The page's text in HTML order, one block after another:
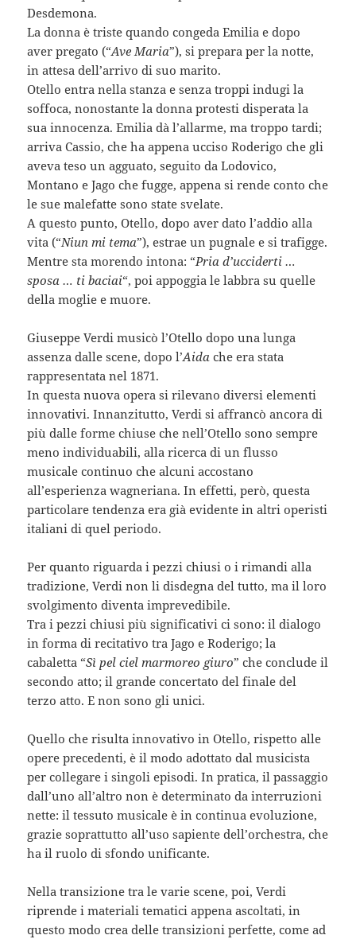
Desdemona.
La donna è triste quando congeda Emilia e dopo
aver pregato (“Ave Maria”), si prepara per la notte,
in attesa dell’arrivo di suo marito.
Otello entra nella stanza e senza troppi indugi la
soffoca, nonostante la donna protesti disperata la
sua innocenza. Emilia dà l’allarme, ma troppo tardi;
arriva Cassio, che ha appena ucciso Roderigo che gli
aveva teso un agguato, seguito da Lodovico,
Montano e Jago che fugge, appena si rende conto che
le sue malefatte sono state svelate.
A questo punto, Otello, dopo aver dato l’addio alla
vita (“Niun mi tema”), estrae un pugnale e si trafigge.
Mentre sta morendo intona: “Pria d’ucciderti …
sposa … ti baciai“, poi appoggia le labbra su quelle
della moglie e muore.
Giuseppe Verdi musicò l’Otello dopo una lunga
assenza dalle scene, dopo l’Aidache era stata
rappresentata nel 1871.
In questa nuova opera si rilevano diversi elementi
innovativi. Innanzitutto, Verdi si affrancò ancora di
più dalle forme chiuse che nell’Otello sono sempre
meno individuabili, alla ricerca di un flusso
musicale continuo che alcuni accostano
all’esperienza wagneriana. In effetti, però, questa
particolare tendenza era già evidente in altri operisti
italiani di quel periodo.
Per quanto riguarda i pezzi chiusi o i rimandi alla
tradizione, Verdi non li disdegna del tutto, ma il loro
svolgimento diventa imprevedibile.
Tra i pezzi chiusi più significativi ci sono: il dialogo
in forma di recitativo tra Jago e Roderigo; la
cabaletta “Sì pel ciel marmoreo giuro” che conclude il
secondo atto; il grande concertato del finale del
terzo atto. E non sono gli unici.
Quello che risulta innovativo in Otello, rispetto alle
opere precedenti, è il modo adottato dal musicista
per collegare i singoli episodi. In pratica, il passaggio
dall’uno all’altro non è determinato da interruzioni
nette: il tessuto musicale è in continua evoluzione,
grazie soprattutto all’uso sapiente dell’orchestra, che
ha il ruolo di sfondo unificante.
Nella transizione tra le varie scene, poi, Verdi
riprende i materiali tematici appena ascoltati, in
questo modo crea delle transizioni perfette, come ad